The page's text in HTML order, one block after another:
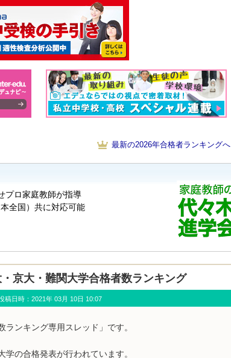
最新の2026年合格者ランキングへ
京大・難関大学合格者数ランキング
日時：2021年 03月 10日 10:07
ンキング専用スレッド」です。
の合格発表が行われています。